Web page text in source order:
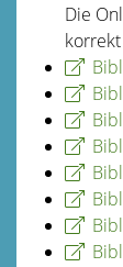
Die